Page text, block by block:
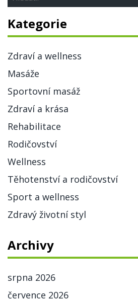
Kategorie
Zdraví a wellness
Masáže
Sportovní masáž
Zdraví a krása
Rehabilitace
Rodičovství
Wellness
Těhotenství a rodičovství
Sport a wellness
Zdravý životní styl
Archivy
srpna 2026
července 2026